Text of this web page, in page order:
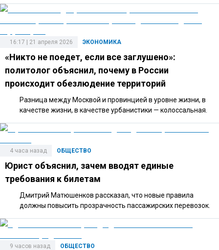
ЭКОНОМИКА
16:17 | 21 апреля 2026
«Никто не поедет, если все заглушено»:
политолог объяснил, почему в России
происходит обезлюдение территорий
Разница между Москвой и провинцией в уровне жизни, в
качестве жизни, в качестве урбанистики — колоссальная.
ОБЩЕСТВО
4 часа назад
Юрист объяснил, зачем вводят единые
требования к билетам
Дмитрий Матюшенков рассказал, что новые правила
должны повысить прозрачность пассажирских перевозок.
ОБЩЕСТВО
9 часов назад